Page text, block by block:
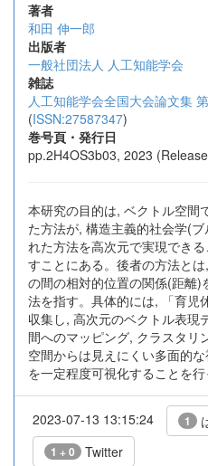
著者
和田 伸一郎
出版者
一般社団法人 人工知能学会
雑誌
人工知能学会全国大会論文集
(ISSN:27587347)
巻号頁・発行日
pp.2H4OS3b03, 2023
本研究の目的は, ベクトル空間
た方法が, 構造主義的社会学(
れた方法を高次元で実現でき
すことにある。後者の方法と
の間の相対的位置の関係(距離
法を指す。具体的には, 「育児
収集し, 高次元のベクトル表現
間へのマッピング, クラスタリ
空間からは見えにくい多面的
を一定程度可視化することを行
2023-07-13 13:15:24 1
1 + 0 Twitter